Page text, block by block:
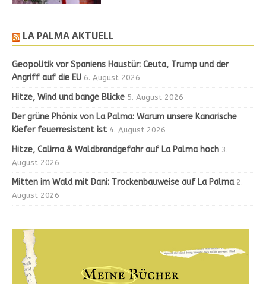
LA PALMA AKTUELL
Geopolitik vor Spaniens Haustür: Ceuta, Trump und der
Angriff auf die EU 6. August 2026
Hitze, Wind und bange Blicke 5. August 2026
Der grüne Phönix von La Palma: Warum unsere Kanarische
Kiefer feuerresistent ist 4. August 2026
Hitze, Calima & Waldbrandgefahr auf La Palma hoch 3.
August 2026
Mitten im Wald mit Dani: Trockenbauweise auf La Palma 2.
August 2026